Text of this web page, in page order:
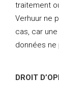
traitement
Verhuur ne
cas, car
données ne
DROIT